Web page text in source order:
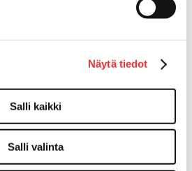
Näytä tiedot
Salli kaikki
Salli valinta
lumi
& tarvikkeet